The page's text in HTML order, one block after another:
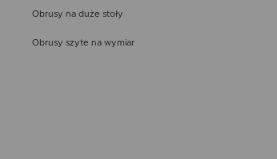
Obrusy na duże stoły
Obrusy szyte na wymiar